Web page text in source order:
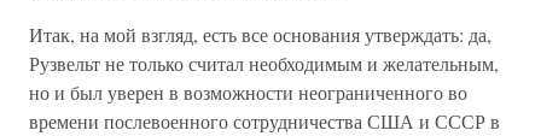
Итак, на мой взгляд, есть все основания утверждать: да,
Рузвельт не только считал необходимым и желательным,
но и был уверен в возможности неограниченного во
времени послевоенного сотрудничества США и СССР в